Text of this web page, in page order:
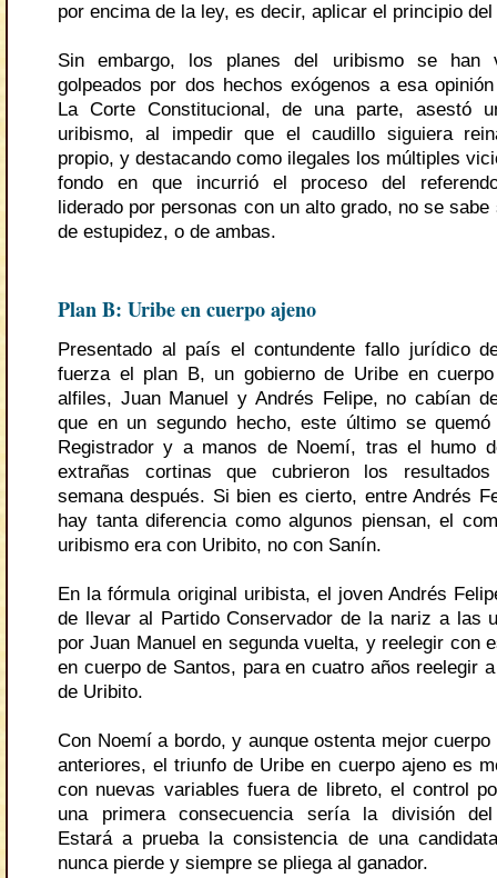
por encima de la ley, es decir, aplicar el principio del
Sin embargo, los planes del uribismo se han
golpeados por dos hechos exógenos a esa
La Corte Constitucional, de una parte, asestó
uribismo, al impedir que el caudillo siguiera
propio, y destacando como ilegales los múltiples
fondo en que incurrió el proceso del
liderado por personas con un alto grado, no se
de estupidez, o de ambas.
Plan B: Uribe en cuerpo ajeno
Presentado al país el contundente fallo jurídico
fuerza el plan B, un gobierno de Uribe en
alfiles, Juan Manuel y Andrés Felipe, no cabían
que en un segundo hecho, este último se
Registrador y a manos de Noemí, tras el humo
extrañas cortinas que cubrieron los
semana después. Si bien es cierto, entre Andrés
hay tanta diferencia como algunos piensan, el
uribismo era con Uribito, no con Sanín.
En la fórmula original uribista, el joven Andrés
de llevar al Partido Conservador de la nariz a las
por Juan Manuel en segunda vuelta, y reelegir con
en cuerpo de Santos, para en cuatro años reelegir
de Uribito.
Con Noemí a bordo, y aunque ostenta mejor
anteriores, el triunfo de Uribe en cuerpo ajeno es
con nuevas variables fuera de libreto, el control
una primera consecuencia sería la división del
Estará a prueba la consistencia de una
nunca pierde y siempre se pliega al ganador.